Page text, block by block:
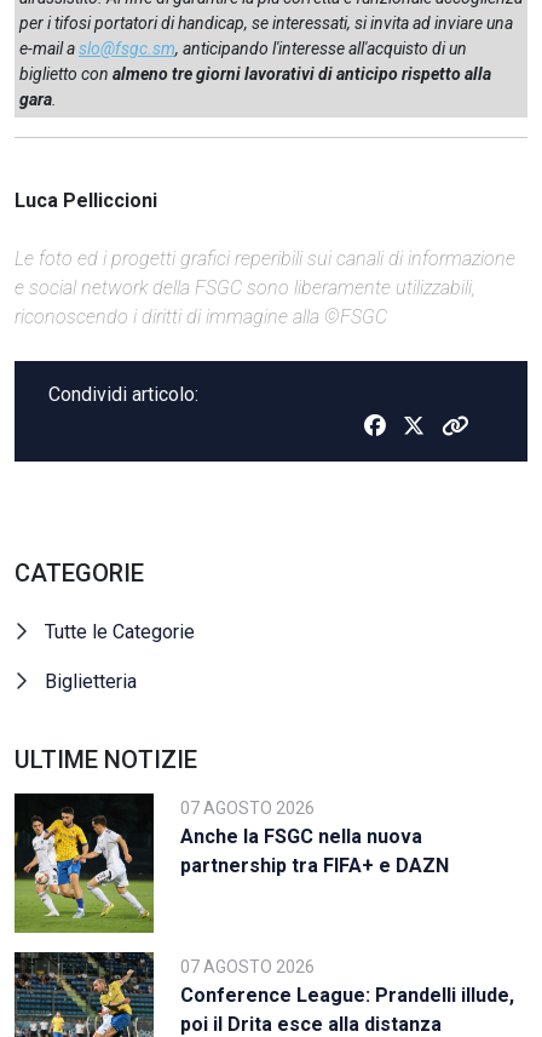
per i tifosi portatori di handicap, se interessati, si invita ad inviare una
e-mail aslo@fsgc.sm, anticipando l'interesse all'acquisto di un
biglietto con almeno tre giorni lavorativi di anticipo rispetto alla
gara
Luca Pelliccioni
Le foto ed i progetti grafici reperibili sui canali di informazione
e social network della FSGC sono liberamente utilizzabili,
riconoscendo i diritti di immagine alla ©FSGC
Condividi articolo:
CATEGORIE
Tutte le Categorie
Biglietteria
ULTIME NOTIZIE
07 AGOSTO 2026
Anche la FSGC nella nuova
partnership tra FIFA+ e DAZN
07 AGOSTO 2026
Conference League: Prandelli illude,
poi il Drita esce alla distanza